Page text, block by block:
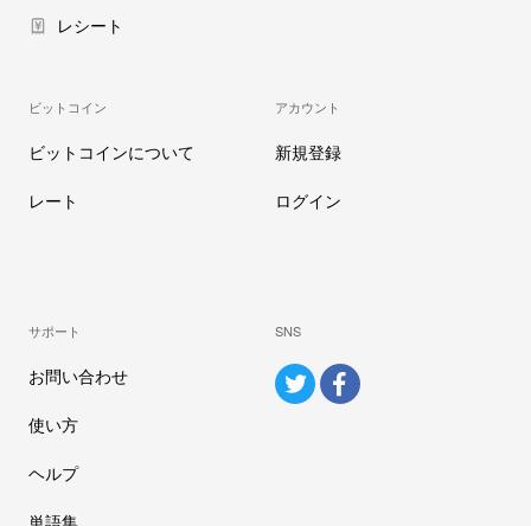
レシート
ビットコイン
ビットコインについて
レート
アカウント
新規登録
ログイン
サポート
お問い合わせ
使い方
ヘルプ
単語集
SNS